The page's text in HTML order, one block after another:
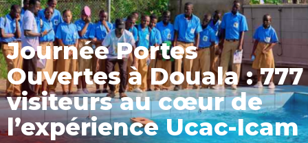
Journée Portes
Ouvertes à Douala : 777
visiteurs au cœur de
l’expérience Ucac-Icam